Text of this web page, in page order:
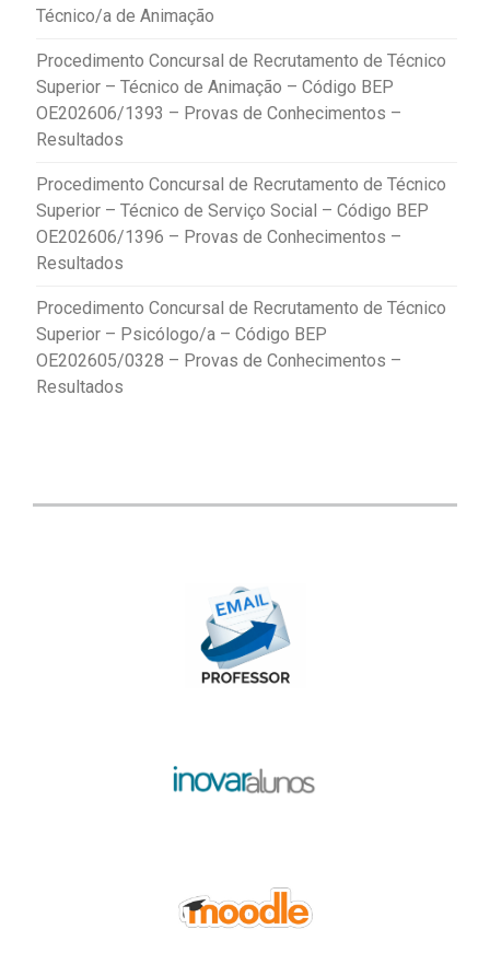
Técnico/a de Animação
Procedimento Concursal de Recrutamento de Técnico
Superior – Técnico de Animação – Código BEP
OE202606/1393 – Provas de Conhecimentos –
Resultados
Procedimento Concursal de Recrutamento de Técnico
Superior – Técnico de Serviço Social – Código BEP
OE202606/1396 – Provas de Conhecimentos –
Resultados
Procedimento Concursal de Recrutamento de Técnico
Superior – Psicólogo/a – Código BEP
OE202605/0328 – Provas de Conhecimentos –
Resultados